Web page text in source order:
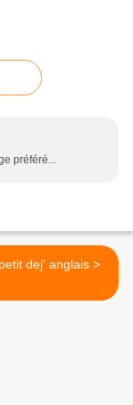
préféré...
Repas petit dej' anglais >